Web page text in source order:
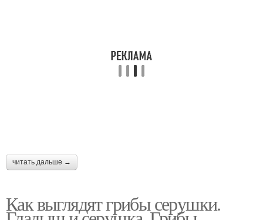
читать дальше →
Как выглядят грибы серушки.